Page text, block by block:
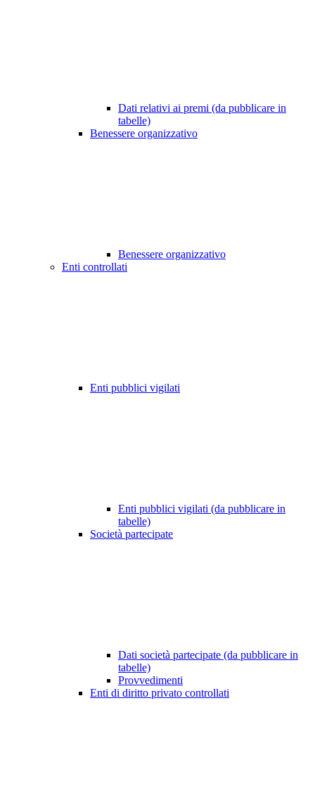
Dati relativi ai premi (da pubblicare in
tabelle)
Benessere organizzativo
Benessere organizzativo
Enti controllati
Enti pubblici vigilati
Enti pubblici vigilati (da pubblicare in
tabelle)
Società partecipate
Dati società partecipate (da pubblicare in
tabelle)
Provvedimenti
Enti di diritto privato controllati